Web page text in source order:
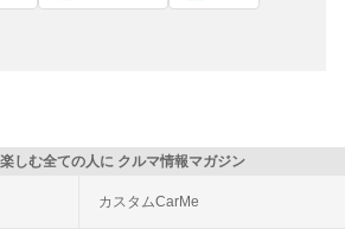
しむ全ての人に クルマ情報マガジン
カスタムCarMe